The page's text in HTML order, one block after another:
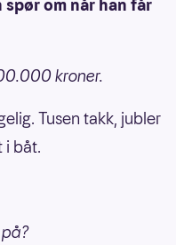
om når han får
kroner.
Tusen takk, jubler
i båt.